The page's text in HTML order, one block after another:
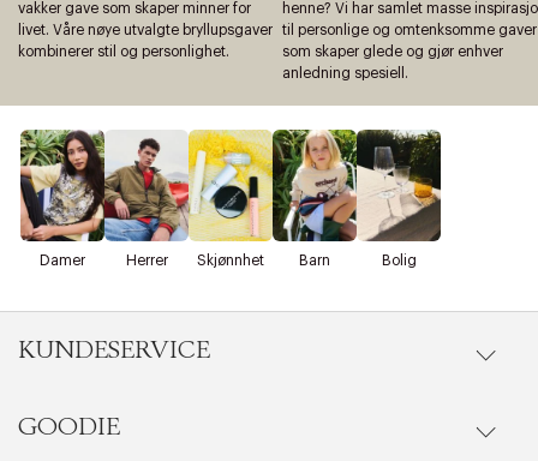
vakker gave som skaper minner for
livet. Våre nøye utvalgte bryllupsgaver
kombinerer stil og personlighet.
henne? Vi har samlet masse
til personlige og omtenksomme gaver
som skaper glede og gjør enhver
anledning spesiell.
Damer Herrer Skjønnhet Barn Bolig
KUNDESERVICE
Gå til kundeservice
GOODIE